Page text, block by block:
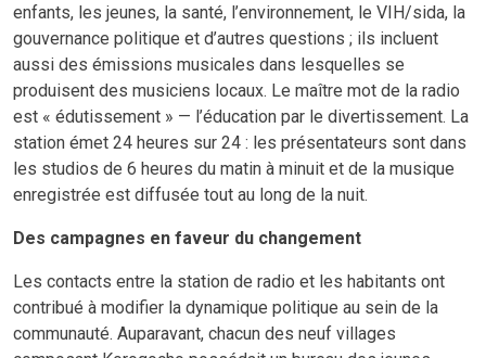
enfants, les jeunes, la santé, l’environnement, le VIH/sida, la
gouvernance politique et d’autres questions ; ils incluent
aussi des émissions musicales dans lesquelles se
produisent des musiciens locaux. Le maître mot de la radio
est « édutissement » — l’éducation par le divertissement. La
station émet 24 heures sur 24 : les présentateurs sont dans
les studios de 6 heures du matin à minuit et de la musique
enregistrée est diffusée tout au long de la nuit.
Des campagnes en faveur du changement
Les contacts entre la station de radio et les habitants ont
contribué à modifier la dynamique politique au sein de la
communauté. Auparavant, chacun des neuf villages